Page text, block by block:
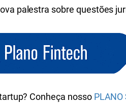
palestra sobre questões
Conheça nosso PLANO